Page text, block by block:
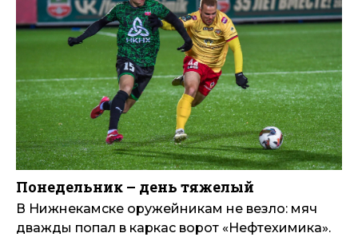
Понедельник – день тяжелый
В Нижнекамске оружейникам не везло: мяч
дважды попал в каркас ворот «Нефтехимика».